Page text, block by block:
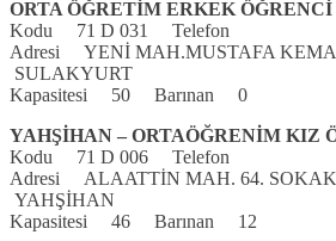
ORTA ÖĞRETİM ERKEK ÖĞRENCİ
Kodu 71 D 031 Telefon
Adresi YENİ MAH.MUSTAFA
SULAKYURT
Kapasitesi 50 Barınan 0
YAHŞİHAN – ORTAÖĞRENİM KIZ
Kodu 71 D 006 Telefon
Adresi ALAATTİN MAH. 64.
YAHŞİHAN
Kapasitesi 46 Barınan 12